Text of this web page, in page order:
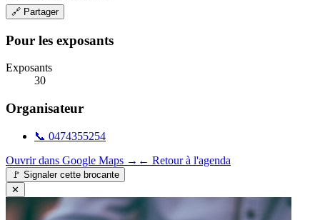
🔗 Partager
Pour les exposants
Exposants
30
Organisateur
📞 0474355254
Ouvrir dans Google Maps → ← Retour à l'agenda
🚩 Signaler cette brocante
✕